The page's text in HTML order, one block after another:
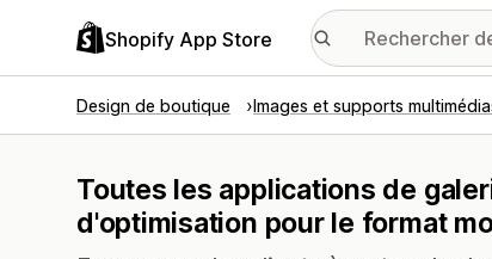
Shopify App Store
Design de boutique Images et supports
Toutes les applications de
d'optimisation pour le format